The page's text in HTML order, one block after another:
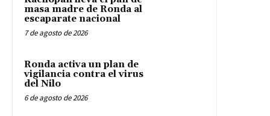
masa madre de Ronda al
escaparate nacional
7 de agosto de 2026
Ronda activa un plan de
vigilancia contra el virus
del Nilo
6 de agosto de 2026